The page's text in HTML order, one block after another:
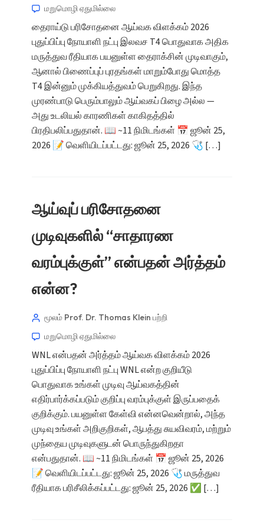
மறுமொழி ஏதுமில்லை
தைராய்டு பரிசோதனை ஆய்வக விளக்கம் 2026
புதுப்பிப்பு நோயாளி நட்பு இலவச T4 பொதுவாக அதிக
மருத்துவ ரீதியாக பயனுள்ள தைராக்சின் முடிவாகும்,
ஆனால் பிணைப்புப் புரதங்கள் மாறும்போது மொத்த
T4 இன்னும் முக்கியத்துவம் பெறுகிறது. இந்த
முரண்பாடு பெரும்பாலும் ஆய்வகப் பிழை அல்ல —
அது உடலியல் காரணிகள் காகிதத்தில்
பிரதிபலிப்பதுதான். 📖 ~11 நிமிடங்கள் 📅 ஜூன் 25,
2026 📝 வெளியிடப்பட்டது: ஜூன் 25, 2026 🩺 […]
ஆய்வுப் பரிசோதனை
முடிவுகளில் “சாதாரண
வரம்புக்குள்” என்பதன் அர்த்தம்
என்ன?
மூலம் Prof. Dr. Thomas Klein பற்றி
மறுமொழி ஏதுமில்லை
WNL என்பதன் அர்த்தம் ஆய்வக விளக்கம் 2026
புதுப்பிப்பு நோயாளி நட்பு WNL என்ற குறியீடு
பொதுவாக உங்கள் முடிவு ஆய்வகத்தின்
எதிர்பார்க்கப்படும் குறிப்பு வரம்புக்குள் இருப்பதைக்
குறிக்கும். பயனுள்ள கேள்வி என்னவென்றால், அந்த
முடிவு உங்கள் அறிகுறிகள், ஆபத்து சுயவிவரம், மற்றும்
முந்தைய முடிவுகளுடன் பொருந்துகிறதா
என்பதுதான். 📖 ~11 நிமிடங்கள் 📅 ஜூன் 25, 2026
📝 வெளியிடப்பட்டது: ஜூன் 25, 2026 🩺 மருத்துவ
ரீதியாக பரிசீலிக்கப்பட்டது: ஜூன் 25, 2026 ✅ […]